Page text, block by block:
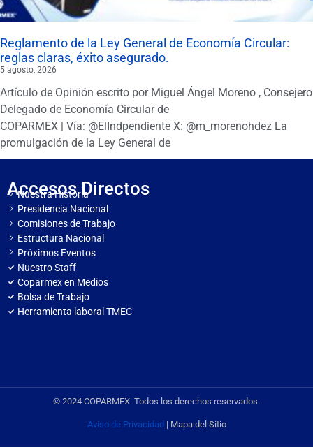
Reglamento de la Ley General de Economía Circular:
reglas claras, éxito asegurado.
5 agosto, 2026
Artículo de Opinión escrito por Miguel Ángel Moreno , Consejero
Delegado de Economía Circular de
COPARMEX | Vía: @ElIndpendiente X: @m_morenohdez La
promulgación de la Ley General de
Accesos Directos
Nuestra Historia
Presidencia Nacional
Comisiones de Trabajo
Estructura Nacional
Próximos Eventos
Nuestro Staff
Coparmex en Medios
Bolsa de Trabajo
Herramienta laboral TMEC
© 2024 COPARMEX. Todos los derechos reservados.
Aviso de Privacidad | Mapa del Sitio